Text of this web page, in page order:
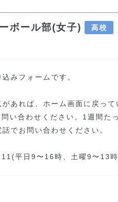
ボール部(女子) 高校
みフォームです。
あれば、ホーム画面に戻って
い合わせください。1週間た
でお問い合わせください。
平日9〜16時、土曜9〜13